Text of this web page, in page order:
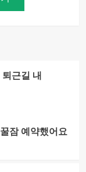
근길 내
잠 예약했어요